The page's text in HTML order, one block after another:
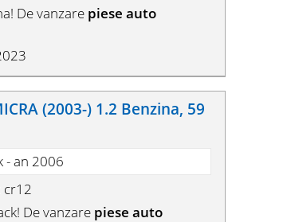
De vanzare piese auto
(2003-) 1.2 Benzina, 59
- an 2006
cr12
De vanzare piese auto